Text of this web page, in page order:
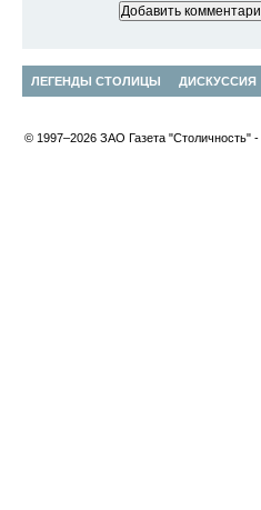
ЛЕГЕНДЫ СТОЛИЦЫ ДИСКУССИЯ
© 1997–2026 ЗАО Газета "Столичность" -